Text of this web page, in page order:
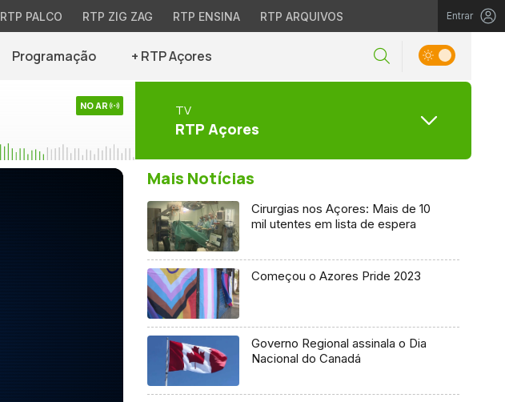
RTP PALCO RTP ZIG ZAG RTP ENSINA RTP ARQUIVOS Entrar
Programação + RTP Açores
NO AR TV
RTP Açores
Mais Notícias
Cirurgias nos Açores: Mais de 10
mil utentes em lista de espera
Começou o Azores Pride 2023
Governo Regional assinala o Dia
Nacional do Canadá